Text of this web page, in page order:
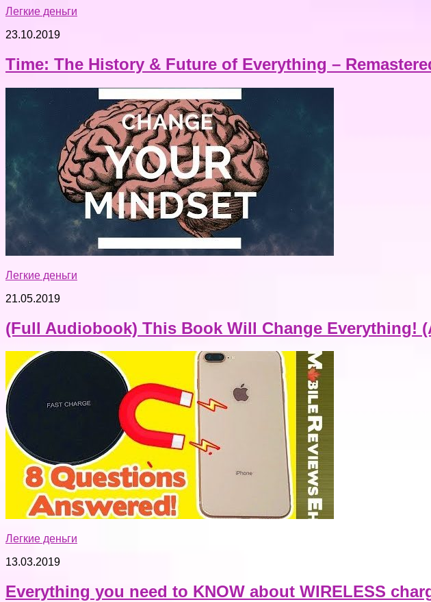
Легкие деньги
23.10.2019
Time: The History & Future of Everything –
Легкие деньги
21.05.2019
(Full Audiobook) This Book Will Change Everything!
Легкие деньги
13.03.2019
Everything you need to KNOW about WIRELESS